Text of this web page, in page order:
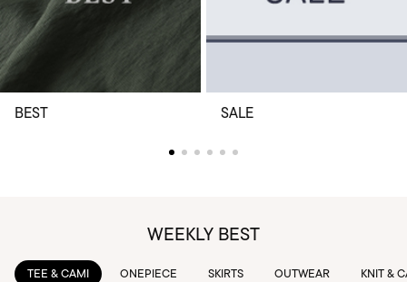
BEST SALE
WEEKLY BEST
TEE & CAMI ONEPIECE SKIRTS OUTWEAR KNIT &